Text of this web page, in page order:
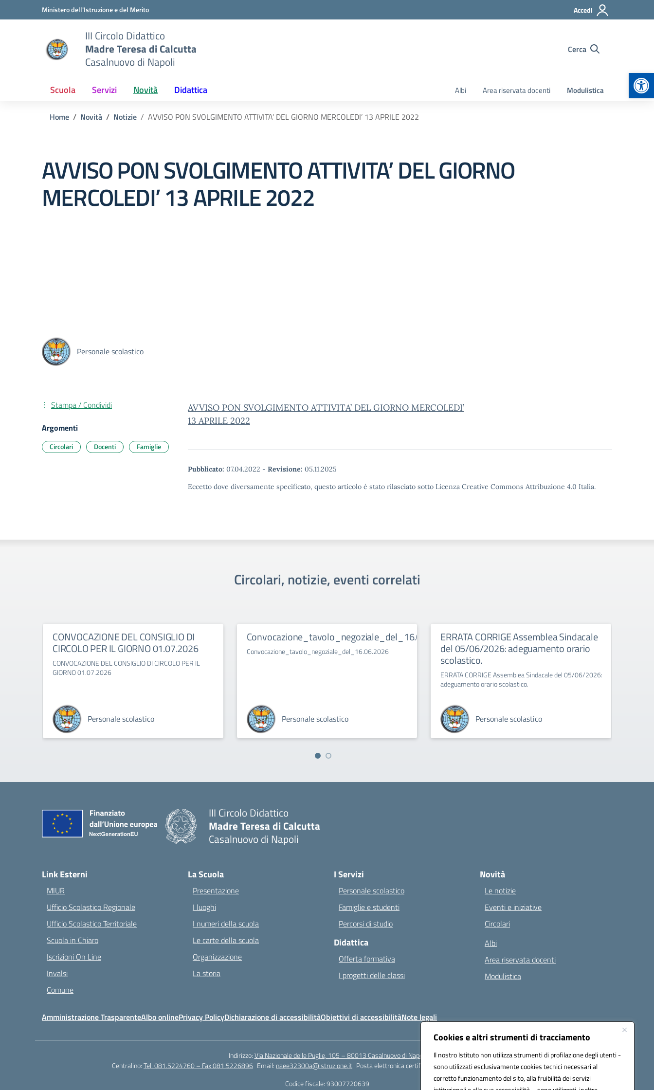
Cookies e altri strumenti di tracciamento
Il nostro Istituto non utilizza strumenti di profilazione degli utenti -
sono utilizzati esclusivamente cookies tecnici necessari al
corretto funzionamento del sito, alla fruibilità dei servizi
Vai ai contenuti
Vai al menu di navigazioneMinistero dell'Istruzione e del Merito Accedi
III Circolo Didattico
Madre Teresa di Calcutta
Casalnuovo di Napoli
Cerca
Scuola Servizi Novità Didattica Albi Area riservata docenti Modulistica
Home Novità Notizie AVVISO PON SVOLGIMENTO ATTIVITA’ DEL GIORNO MERCOLEDI’ 13 APRILE 2022
AVVISO PON SVOLGIMENTO ATTIVITA’ DEL GIORNO
MERCOLEDI’ 13 APRILE 2022
Personale scolastico
AVVISO PON SVOLGIMENTO ATTIVITA’ DEL GIORNO MERCOLEDI’
13 APRILE 2022
Pubblicato: 07.04.2022 - Revisione: 05.11.2025
Eccetto dove diversamente specificato, questo articolo è stato rilasciato sotto Licenza Creative Commons Attribuzione 4.0 Italia.
Stampa / Condividi
Argomenti
Circolari Docenti Famiglie
Circolari, notizie, eventi correlati
CONVOCAZIONE DEL CONSIGLIO DI
CIRCOLO PER IL GIORNO 01.07.2026
CONVOCAZIONE DEL CONSIGLIO DI CIRCOLO PER IL
GIORNO 01.07.2026
Personale scolastico
Convocazione_tavolo_negoziale_del_16.06.2026
Convocazione_tavolo_negoziale_del_16.06.2026
Personale scolastico
ERRATA CORRIGE Assemblea Sindacale
del 05/06/2026: adeguamento orario
scolastico.
ERRATA CORRIGE Assemblea Sindacale del 05/06/2026:
adeguamento orario scolastico.
Personale scolastico
III Circolo Didattico
Madre Teresa di Calcutta
Casalnuovo di Napoli
Link Esterni
MIUR
Ufficio Scolastico Regionale
Ufficio Scolastico Territoriale
Scuola in Chiaro
Iscrizioni On Line
Invalsi
Comune
La Scuola
Presentazione
I luoghi
I numeri della scuola
Le carte della scuola
Organizzazione
La storia
I Servizi
Personale scolastico
Famiglie e studenti
Percorsi di studio
Didattica
Offerta formativa
I progetti delle classi
Novità
Le notizie
Eventi e iniziative
Circolari
Albi
Area riservata docenti
Modulistica
Amministrazione TrasparenteAlbo onlinePrivacy PolicyDichiarazione di accessibilitàObiettivi di accessibilitàNote legali
Indirizzo:Via Nazionale delle Puglie, 105 – 80013 Casalnuovo di Napoli
Centralino:Tel. 081.5224760 – Fax 081.5226896 Email: naee32300a@istruzione.it Posta elettronica certificata (PEC):naee32300a@pec.istruzione.it
Codice fiscale: 93007720639